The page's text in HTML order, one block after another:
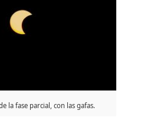
la fase parcial, con las gafas.